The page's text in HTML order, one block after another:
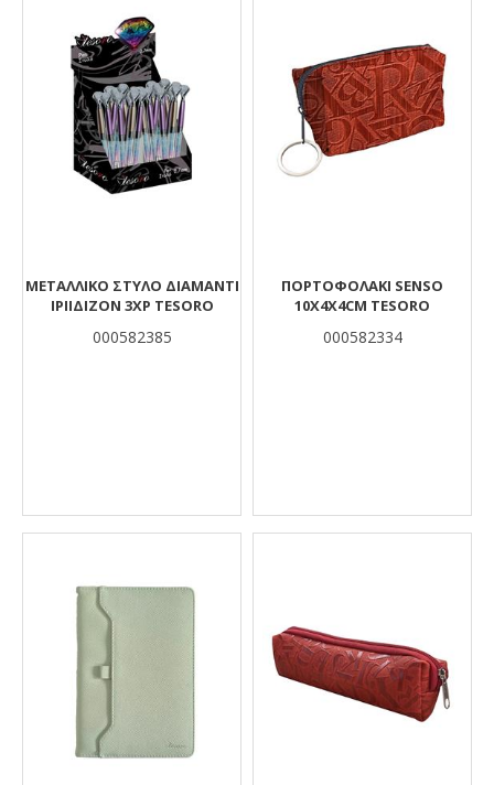
ΜΕΤΑΛΛΙΚΟ ΣΤΥΛΟ ΔΙΑΜΑΝΤΙ
ΙΡΙΙΔΙΖΟΝ 3ΧΡ TESORO
000582385
ΠΟΡΤΟΦΟΛΑΚΙ SENSO
10Χ4Χ4CM TESORO
000582334